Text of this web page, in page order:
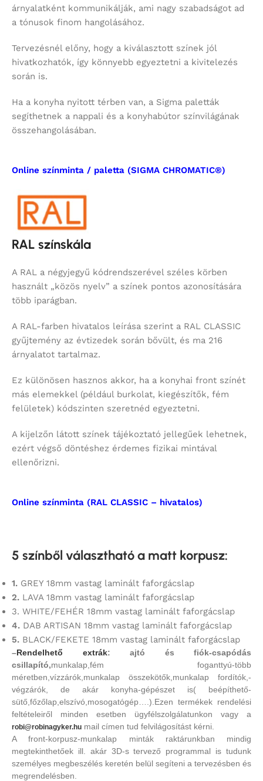
árnyalatként kommunikálják, ami nagy szabadságot ad
a tónusok finom hangolásához.
Tervezésnél előny, hogy a kiválasztott színek jól
hivatkozhatók, így könnyebb egyeztetni a kivitelezés
során is.
Ha a konyha nyitott térben van, a Sigma paletták
segíthetnek a nappali és a konyhabútor színvilágának
összehangolásában.
Online színminta / paletta (SIGMA CHROMATIC®)
RAL színskála
A RAL a négyjegyű kódrendszerével széles körben
használt „közös nyelv” a színek pontos azonosítására
több iparágban.
A RAL-farben hivatalos leírása szerint a RAL CLASSIC
gyűjtemény az évtizedek során bővült, és ma 216
árnyalatot tartalmaz.
Ez különösen hasznos akkor, ha a konyhai front színét
más elemekkel (például burkolat, kiegészítők, fém
felületek) kódszinten szeretnéd egyeztetni.
A kijelzőn látott színek tájékoztató jellegűek lehetnek,
ezért végső döntéshez érdemes fizikai mintával
ellenőrizni.
Online színminta (RAL CLASSIC – hivatalos)
5 színből választható a matt korpusz:
1. GREY 18mm vastag laminált faforgácslap
2. LAVA 18mm vastag laminált faforgácslap
3. WHITE/FEHÉR 18mm vastag laminált faforgácslap
4. DAB ARTISAN 18mm vastag laminált faforgácslap
5. BLACK/FEKETE 18mm vastag laminált faforgácslap
–Rendelhető extrák: ajtó és fiók-csapódás
csillapító,munkalap,fém foganttyú-több
méretben,vízzárók,munkalap összekötők,munkalap fordítók,-
végzárók, de akár konyha-gépészet is( beépíthető-
sütő,főzőlap,elszívó,mosogatógép….).Ezen termékek rendelési
feltételeiről minden esetben ügyfélszolgálatunkon vagy a
robi@robinagyker.hu mail címen tud felvilágosítást kérni.
A front-korpusz-munkalap minták raktárunkban mindig
megtekinthetőek ill. akár 3D-s tervező programmal is tudunk
személyes megbeszélés keretén belül segíteni a tervezésben és
megrendelésben.